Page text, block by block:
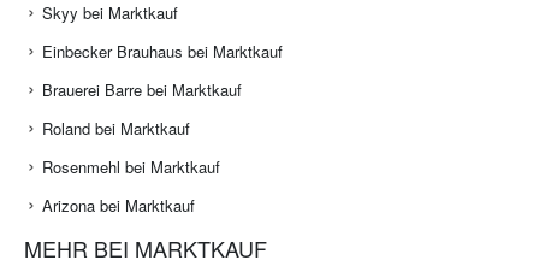
Skyy bei Marktkauf
Einbecker Brauhaus bei Marktkauf
Brauerei Barre bei Marktkauf
Roland bei Marktkauf
Rosenmehl bei Marktkauf
Arizona bei Marktkauf
MEHR BEI MARKTKAUF